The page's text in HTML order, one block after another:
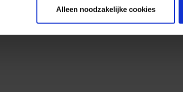
Alleen noodzakelijke cookies